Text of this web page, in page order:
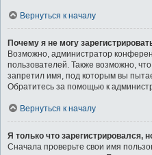
Вернуться к началу
Почему я не могу
Возможно, администратор
пользователей. Также возможно,
запретил имя, под которым вы
Обратитесь за помощью к
Вернуться к началу
Я только что зарегистрировался,
Сначала проверьте свои имя